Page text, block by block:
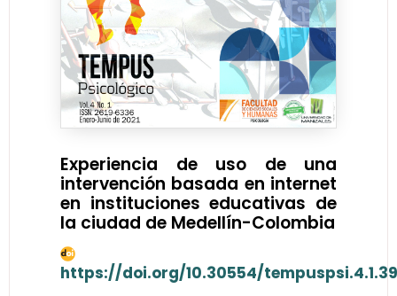
Experiencia de uso de una
intervención basada en internet
en instituciones educativas de
la ciudad de Medellín-Colombia
https://doi.org/10.30554/